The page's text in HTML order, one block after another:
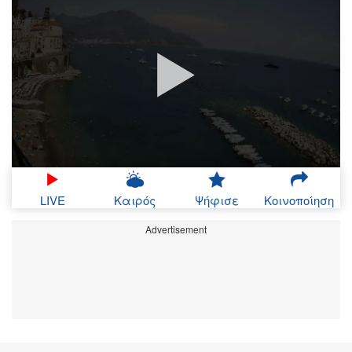
LIVE Καιρός Ψήφισε Κοινοποίηση
Advertisement